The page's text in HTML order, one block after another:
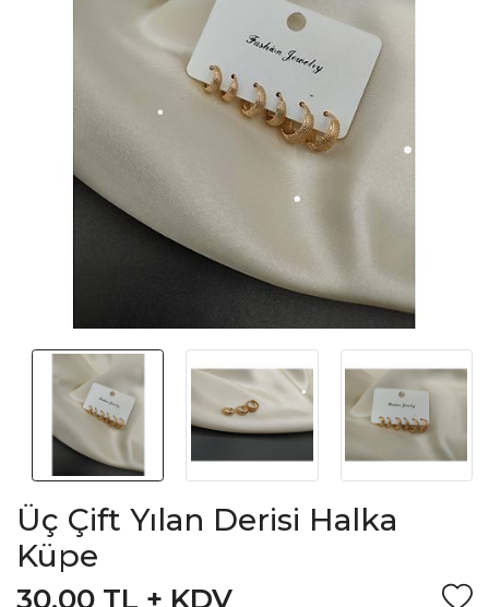
Üç Çift Yılan Derisi Halka
Küpe
30,00 TL + KDV